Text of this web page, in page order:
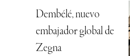
Dembélé, nuevo
embajador global de
Zegna